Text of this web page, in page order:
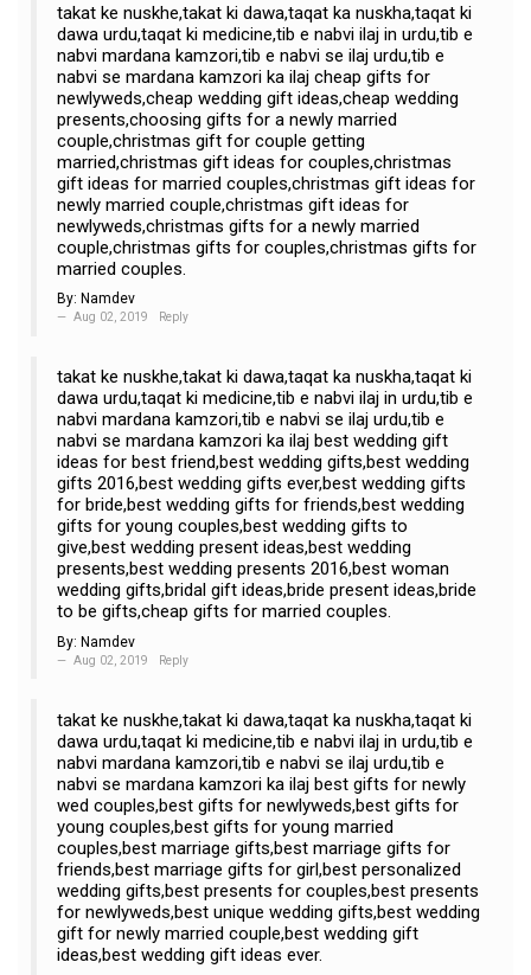
takat ke nuskhe,takat ki dawa,taqat ka nuskha,taqat ki
dawa urdu,taqat ki medicine,tib e nabvi ilaj in urdu,tib e
nabvi mardana kamzori,tib e nabvi se ilaj urdu,tib e
nabvi se mardana kamzori ka ilaj cheap gifts for
newlyweds,cheap wedding gift ideas,cheap wedding
presents,choosing gifts for a newly married
couple,christmas gift for couple getting
married,christmas gift ideas for couples,christmas
gift ideas for married couples,christmas gift ideas for
newly married couple,christmas gift ideas for
newlyweds,christmas gifts for a newly married
couple,christmas gifts for couples,christmas gifts for
married couples.
By: Namdev
Aug 02, 2019 Reply
takat ke nuskhe,takat ki dawa,taqat ka nuskha,taqat ki
dawa urdu,taqat ki medicine,tib e nabvi ilaj in urdu,tib e
nabvi mardana kamzori,tib e nabvi se ilaj urdu,tib e
nabvi se mardana kamzori ka ilaj best wedding gift
ideas for best friend,best wedding gifts,best wedding
gifts 2016,best wedding gifts ever,best wedding gifts
for bride,best wedding gifts for friends,best wedding
gifts for young couples,best wedding gifts to
give,best wedding present ideas,best wedding
presents,best wedding presents 2016,best woman
wedding gifts,bridal gift ideas,bride present ideas,bride
to be gifts,cheap gifts for married couples.
By: Namdev
Aug 02, 2019 Reply
takat ke nuskhe,takat ki dawa,taqat ka nuskha,taqat ki
dawa urdu,taqat ki medicine,tib e nabvi ilaj in urdu,tib e
nabvi mardana kamzori,tib e nabvi se ilaj urdu,tib e
nabvi se mardana kamzori ka ilaj best gifts for newly
wed couples,best gifts for newlyweds,best gifts for
young couples,best gifts for young married
couples,best marriage gifts,best marriage gifts for
friends,best marriage gifts for girl,best personalized
wedding gifts,best presents for couples,best presents
for newlyweds,best unique wedding gifts,best wedding
gift for newly married couple,best wedding gift
ideas,best wedding gift ideas ever.